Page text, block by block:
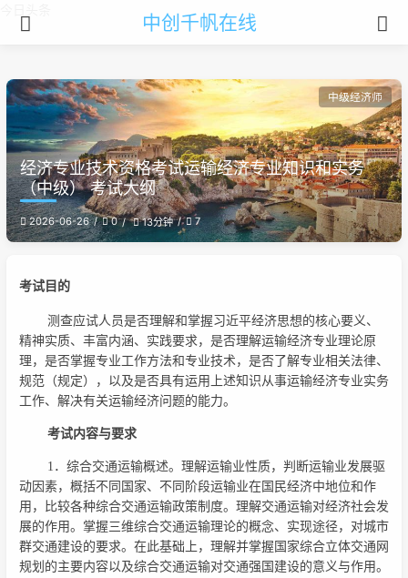
中创千帆在线
中级经济师
经济专业技术资格考试运输经济专业知识和实务
（中级） 考试大纲
2026-06-26 0 13分钟 7
考试目的
测查应试人员是否理解和掌握习近平经济思想的核心要义、
精神实质、丰富内涵、实践要求，是否理解运输经济专业理论原
理，是否掌握专业工作方法和专业技术，是否了解专业相关法律、
规范（规定），以及是否具有运用上述知识从事运输经济专业实务
工作、解决有关运输经济问题的能力。
考试内容与要求
1．综合交通运输概述。理解运输业性质，判断运输业发展驱
动因素，概括不同国家、不同阶段运输业在国民经济中地位和作
用，比较各种综合交通运输政策制度。理解交通运输对经济社会发
展的作用。掌握三维综合交通运输理论的概念、实现途径，对城市
群交通建设的要求。在此基础上，理解并掌握国家综合立体交通网
规划的主要内容以及综合交通运输对交通强国建设的意义与作用。